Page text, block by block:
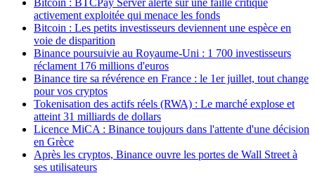
activement exploitée qui menace les fonds
Bitcoin : Les petits investisseurs deviennent une espèce en
voie de disparition
Binance poursuivie au Royaume-Uni : 1 700 investisseurs
réclament 176 millions d'euros
Binance tire sa révérence en France : le 1er juillet, tout change
pour vos cryptos
Tokenisation des actifs réels (RWA) : Le marché explose et
atteint 31 milliards de dollars
Licence MiCA : Binance toujours dans l'attente d'une décision
en Grèce
Après les cryptos, Binance ouvre les portes de Wall Street à
ses utilisateurs